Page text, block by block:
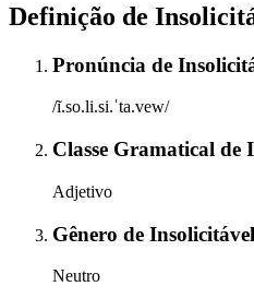
Definição de
Pronúncia de
/ĩ.so.li.si.ˈta.vew/
Classe Gramatical de
Adjetivo
Gênero de Insolicitável
Neutro